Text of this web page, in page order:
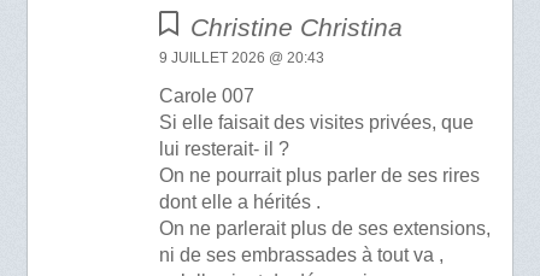
Christine Christina
9 JUILLET 2026 @ 20:43
Carole 007
Si elle faisait des visites privées, que
lui resterait- il ?
On ne pourrait plus parler de ses rires
dont elle a hérités .
On ne parlerait plus de ses extensions,
ni de ses embrassades à tout va ,